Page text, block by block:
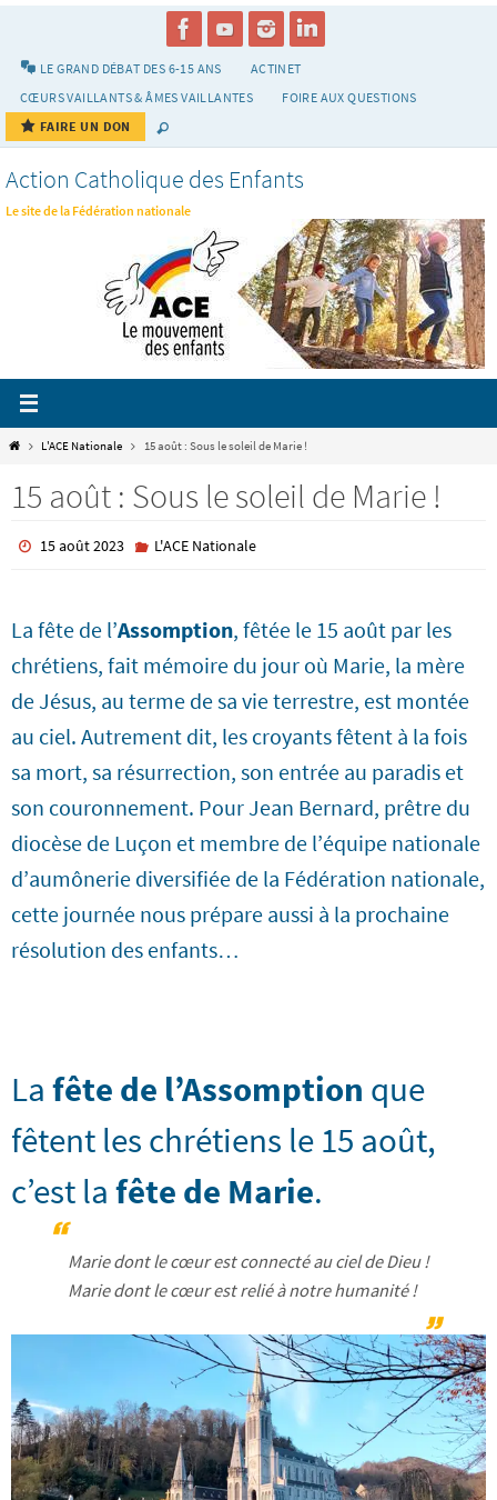
LE GRAND DÉBAT DES 6-15 ANS
ACTINET
CŒURS VAILLANTS & ÂMES VAILLANTES
FOIRE AUX QUESTIONS
FAIRE UN DON
Action Catholique des Enfants
Le site de la Fédération nationale
HomeL'ACE Nationale 15 août : Sous le soleil de Marie !
15 août : Sous le soleil de Marie !
15 août 2023 L'ACE Nationale
La fête de l’Assomption, fêtée le 15 août par les
chrétiens, fait mémoire du jour où Marie, la mère
de Jésus, au terme de sa vie terrestre, est montée
au ciel. Autrement dit, les croyants fêtent à la fois
sa mort, sa résurrection, son entrée au paradis et
son couronnement. Pour Jean Bernard, prêtre du
diocèse de Luçon et membre de l’équipe nationale
d’aumônerie diversifiée de la Fédération nationale,
cette journée nous prépare aussi à la prochaine
résolution des enfants…
La fête de l’Assomption que
fêtent les chrétiens le 15 août,
c’est la fête de Marie.
Marie dont le cœur est connecté au ciel de Dieu !
Marie dont le cœur est relié à notre humanité !